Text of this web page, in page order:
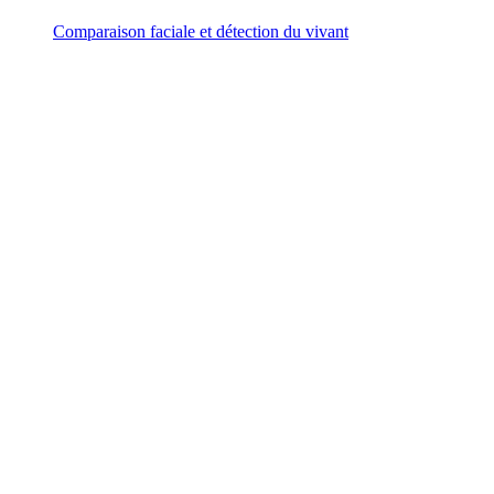
Comparaison faciale et détection du vivant